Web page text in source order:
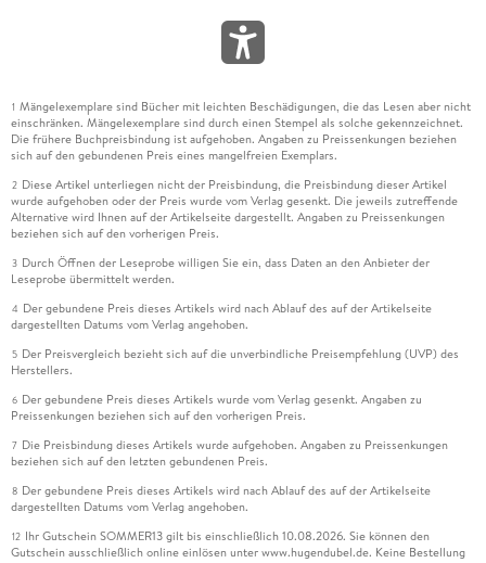
1 Mängelexemplare sind Bücher mit leichten Beschädigungen, die das Lesen aber nicht
einschränken. Mängelexemplare sind durch einen Stempel als solche gekennzeichnet.
Die frühere Buchpreisbindung ist aufgehoben. Angaben zu Preissenkungen beziehen
sich auf den gebundenen Preis eines mangelfreien Exemplars.
2 Diese Artikel unterliegen nicht der Preisbindung, die Preisbindung dieser Artikel
wurde aufgehoben oder der Preis wurde vom Verlag gesenkt. Die jeweils zutreffende
Alternative wird Ihnen auf der Artikelseite dargestellt. Angaben zu Preissenkungen
beziehen sich auf den vorherigen Preis.
3 Durch Öffnen der Leseprobe willigen Sie ein, dass Daten an den Anbieter der
Leseprobe übermittelt werden.
4 Der gebundene Preis dieses Artikels wird nach Ablauf des auf der Artikelseite
dargestellten Datums vom Verlag angehoben.
5 Der Preisvergleich bezieht sich auf die unverbindliche Preisempfehlung (UVP) des
Herstellers.
6 Der gebundene Preis dieses Artikels wurde vom Verlag gesenkt. Angaben zu
Preissenkungen beziehen sich auf den vorherigen Preis.
7 Die Preisbindung dieses Artikels wurde aufgehoben. Angaben zu Preissenkungen
beziehen sich auf den letzten gebundenen Preis.
8 Der gebundene Preis dieses Artikels wird nach Ablauf des auf der Artikelseite
dargestellten Datums vom Verlag angehoben.
12 Ihr Gutschein SOMMER13 gilt bis einschließlich 10.08.2026. Sie können den
Gutschein ausschließlich online einlösen unter www.hugendubel.de. Keine Bestellung